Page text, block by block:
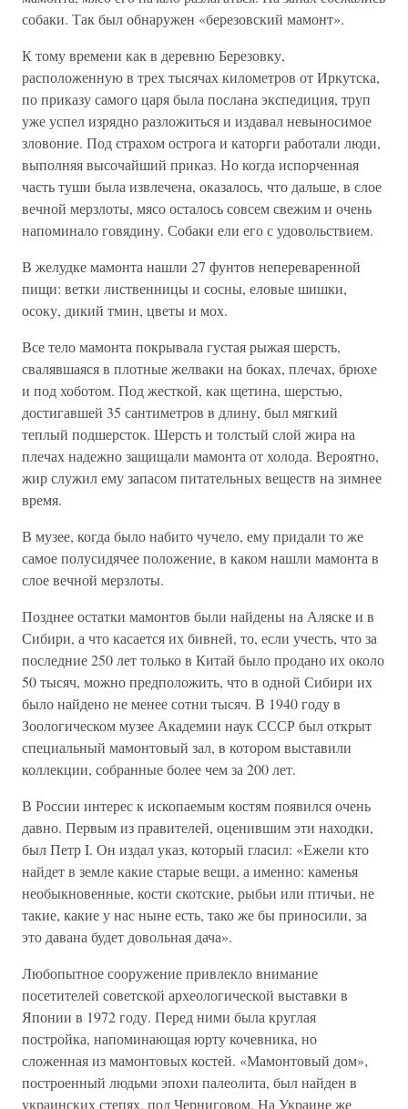
собаки. Так был обнаружен «березовский мамонт».
К тому времени как в деревню Березовку,
расположенную в трех тысячах километров от Иркутска,
по приказу самого царя была послана экспедиция, труп
уже успел изрядно разложиться и издавал невыносимое
зловоние. Под страхом острога и каторги работали люди,
выполняя высочайший приказ. Но когда испорченная
часть туши была извлечена, оказалось, что дальше, в слое
вечной мерзлоты, мясо осталось совсем свежим и очень
напоминало говядину. Собаки ели его с удовольствием.
В желудке мамонта нашли 27 фунтов непереваренной
пищи: ветки лиственницы и сосны, еловые шишки,
осоку, дикий тмин, цветы и мох.
Все тело мамонта покрывала густая рыжая шерсть,
свалявшаяся в плотные желваки на боках, плечах, брюхе
и под хоботом. Под жесткой, как щетина, шерстью,
достигавшей 35 сантиметров в длину, был мягкий
теплый подшерсток. Шерсть и толстый слой жира на
плечах надежно защищали мамонта от холода. Вероятно,
жир служил ему запасом питательных веществ на зимнее
время.
В музее, когда было набито чучело, ему придали то же
самое полусидячее положение, в каком нашли мамонта в
слое вечной мерзлоты.
Позднее остатки мамонтов были найдены на Аляске и в
Сибири, а что касается их бивней, то, если учесть, что за
последние 250 лет только в Китай было продано их около
50 тысяч, можно предположить, что в одной Сибири их
было найдено не менее сотни тысяч. В 1940 году в
Зоологическом музее Академии наук СССР был открыт
специальный мамонтовый зал, в котором выставили
коллекции, собранные более чем за 200 лет.
В России интерес к ископаемым костям появился очень
давно. Первым из правителей, оценившим эти находки,
был Петр I. Он издал указ, который гласил: «Ежели кто
найдет в земле какие старые вещи, а именно: каменья
необыкновенные, кости скотские, рыбьи или птичьи, не
такие, какие у нас ныне есть, тако же бы приносили, за
это давана будет довольная дача».
Любопытное сооружение привлекло внимание
посетителей советской археологической выставки в
Японии в 1972 году. Перед ними была круглая
постройка, напоминающая юрту кочевника, но
сложенная из мамонтовых костей. «Мамонтовый дом»,
построенный людьми эпохи палеолита, был найден в
украинских степях, под Черниговом. На Украине же